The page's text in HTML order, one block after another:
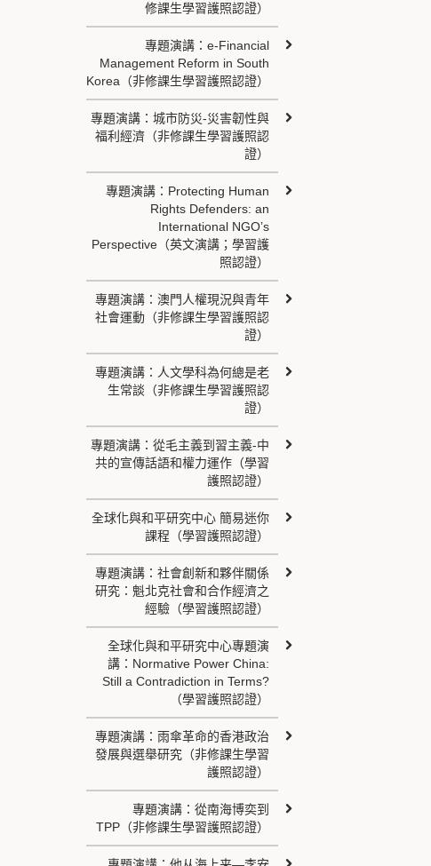
修課生學習護照認證）
專題演講：e-Financial
Management Reform in South
Korea（非修課生學習護照認證）
專題演講：城市防災-災害韌性與
福利經濟（非修課生學習護照認
證）
專題演講：Protecting Human
Rights Defenders: an
International NGO’s
Perspective（英文演講；學習護
照認證）
專題演講：澳門人權現況與青年
社會運動（非修課生學習護照認
證）
專題演講：人文學科為何總是老
生常談（非修課生學習護照認
證）
專題演講：從毛主義到習主義-中
共的宣傳話語和權力運作（學習
護照認證）
全球化與和平研究中心 簡易迷你
課程（學習護照認證）
專題演講：社會創新和夥伴關係
研究：魁北克社會和合作經濟之
經驗（學習護照認證）
全球化與和平研究中心專題演
講：Normative Power China:
Still a Contradiction in Terms?
（學習護照認證）
專題演講：雨傘革命的香港政治
發展與選舉研究（非修課生學習
護照認證）
專題演講：從南海博奕到
TPP（非修課生學習護照認證）